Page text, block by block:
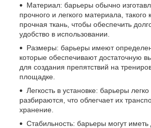
Материал: барьеры обычно
прочного и легкого материала, такого
прочная ткань, чтобы обеспечить
удобство в использовании.
Размеры: барьеры имеют
которые обеспечивают достаточную
для создания препятствий на
площадке.
Легкость в установке: барьеры
разбираются, что облегчает их
хранение.
Стабильность: барьеры могут